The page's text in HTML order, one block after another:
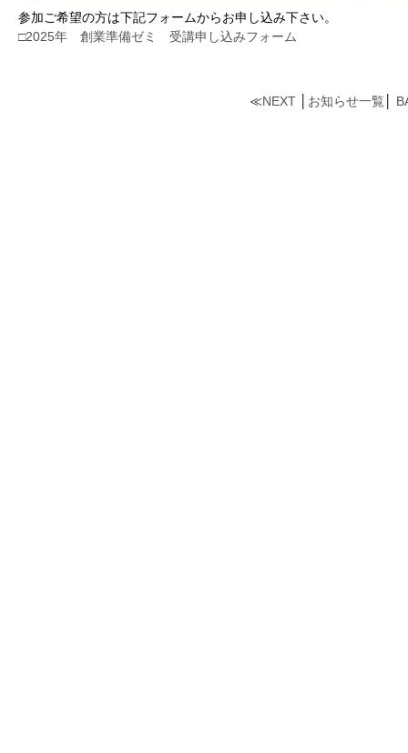
参加ご希望の方は下記フォームからお申し込み下さい。
□2025年 創業準備ゼミ 受講申し込みフォーム
≪NEXT お知らせ一覧